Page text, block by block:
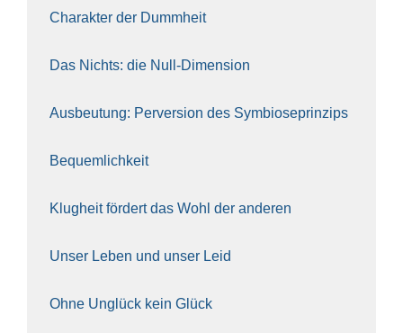
Cha­rak­ter der Dumm­heit
Das Nichts: die Null-Dimen­si­on
Aus­beu­tung: Per­ver­si­on des Sym­bio­se­prin­zips
Bequem­lich­keit
Klug­heit för­dert das Wohl der ande­ren
Unser Leben und unser Leid
Ohne Unglück kein Glück